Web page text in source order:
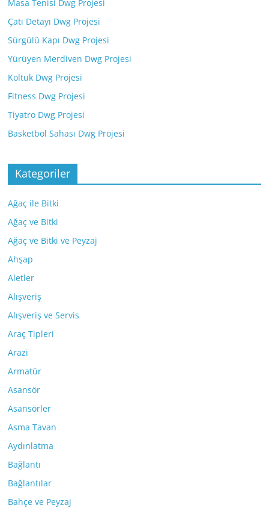
Masa Tenisi Dwg Projesi
Çatı Detayı Dwg Projesi
Sürgülü Kapı Dwg Projesi
Yürüyen Merdiven Dwg Projesi
Koltuk Dwg Projesi
Fitness Dwg Projesi
Tiyatro Dwg Projesi
Basketbol Sahası Dwg Projesi
Kategoriler
Ağaç ile Bitki
Ağaç ve Bitki
Ağaç ve Bitki ve Peyzaj
Ahşap
Aletler
Alışveriş
Alışveriş ve Servis
Araç Tipleri
Arazi
Armatür
Asansör
Asansörler
Asma Tavan
Aydınlatma
Bağlantı
Bağlantılar
Bahçe ve Peyzaj